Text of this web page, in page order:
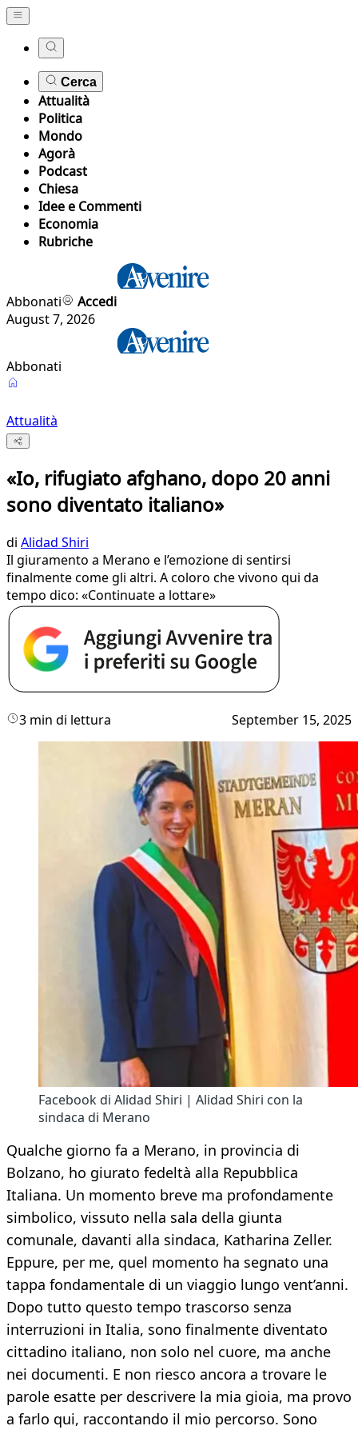
Cerca
Attualità
Politica
Mondo
Agorà
Podcast
Chiesa
Idee e Commenti
Economia
Rubriche
Abbonati
Accedi
August 7, 2026
Abbonati
Attualità
«Io, rifugiato afghano, dopo 20 anni
sono diventato italiano»
di Alidad Shiri
Il giuramento a Merano e l’emozione di sentirsi
finalmente come gli altri. A coloro che vivono qui da
tempo dico: «Continuate a lottare»
3 min di lettura September 15, 2025
Facebook di Alidad Shiri | Alidad Shiri con la
sindaca di Merano
Qualche giorno fa a Merano, in provincia di
Bolzano, ho giurato fedeltà alla Repubblica
Italiana. Un momento breve ma profondamente
simbolico, vissuto nella sala della giunta
comunale, davanti alla sindaca, Katharina Zeller.
Eppure, per me, quel momento ha segnato una
tappa fondamentale di un viaggio lungo vent’anni.
Dopo tutto questo tempo trascorso senza
interruzioni in Italia, sono finalmente diventato
cittadino italiano, non solo nel cuore, ma anche
nei documenti. E non riesco ancora a trovare le
parole esatte per descrivere la mia gioia, ma provo
a farlo qui, raccontando il mio percorso. Sono